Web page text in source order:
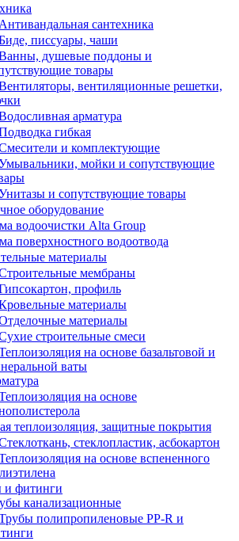
Антивандальная сантехника
писсуары, чаши
душевые поддоны и
товары
вентиляционные решетки,
арматура
гибкая
и комплектующие
мойки и сопутствующие
и сопутствующие товары
оборудование
водоочистки Alta Group
поверхностного водоотвода
материалы
мембраны
профиль
материалы
материалы
строительные смеси
на основе базальтовой и
ваты
на основе
теплоизоляция, защитные покрытия
стеклопластик, асбокартон
на основе вспененного
и фитинги
канализационные
полипропиленовые PP-R и